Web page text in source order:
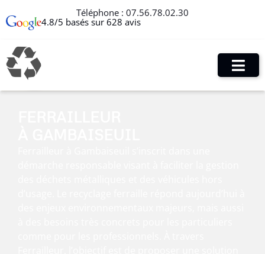
Téléphone : 07.56.78.02.30
4.8/5 basés sur 628 avis